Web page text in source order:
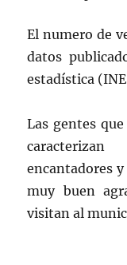
El numero de
datos
estadística
Las gentes
encantadores
muy buen
visitan al